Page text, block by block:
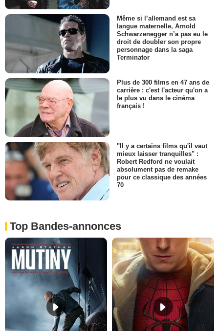
Même si l’allemand est sa
langue maternelle, Arnold
Schwarzenegger n’a pas eu le
droit de doubler son propre
personnage dans la saga
Terminator
Plus de 300 films en 47 ans de
carrière : c'est l'acteur qu'on a
le plus vu dans le cinéma
français !
"Il y a certains films qu'il vaut
mieux laisser tranquilles" :
Robert Redford ne voulait
absolument pas de remake
pour ce classique des années
70
Top Bandes-annonces